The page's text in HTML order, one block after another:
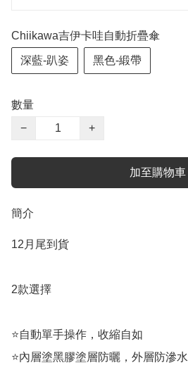
Chiikawa吉伊卡哇自動折疊傘
深藍-趴姿 黑色-緞帶
數量
−
+
加至購物車
簡介
12月尾到貨
2款選擇
⭐️自動單手操作，收縮自如
⭐️內層塗黑膠塗層防曬，外層防滲水